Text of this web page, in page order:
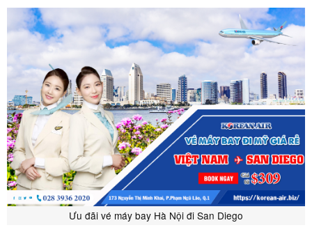
Ưu đãi vé máy bay Hà Nội đi San Diego